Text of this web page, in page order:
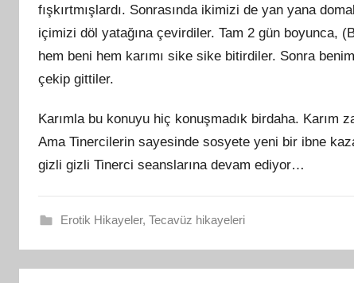
fışkırtmışlardı. Sonrasında ikimizi de yan yana
içimizi döl yatağına çevirdiler. Tam 2 gün boyunca,
hem beni hem karımı sike sike bitirdiler. Sonra
çekip gittiler.
Karımla bu konuyu hiç konuşmadık birdaha.
Ama Tinercilerin sayesinde sosyete yeni bir ibne
gizli gizli Tinerci seanslarına devam ediyor…
Erotik Hikayeler, Tecavüz hikayeleri